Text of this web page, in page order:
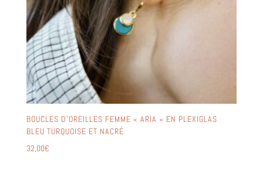
BOUCLES D’OREILLES FEMME « ARIA » EN PLEXIGLAS
BLEU TURQUOISE ET NACRÉ
32,00€